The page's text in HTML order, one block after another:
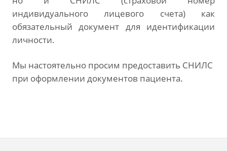
индивидуального лицевого счета) как
обязательный документ для идентификации
личности.
Мы настоятельно просим предоставить СНИЛС
при оформлении документов пациента.